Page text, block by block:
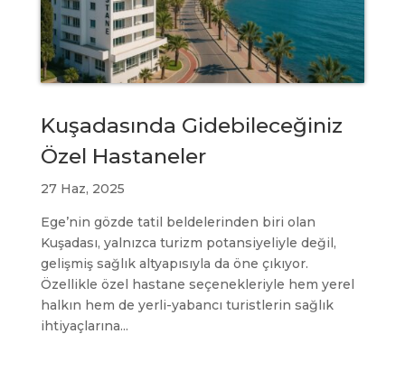
Kuşadasında Gidebileceğiniz
Özel Hastaneler
27 Haz, 2025
Ege’nin gözde tatil beldelerinden biri olan
Kuşadası, yalnızca turizm potansiyeliyle değil,
gelişmiş sağlık altyapısıyla da öne çıkıyor.
Özellikle özel hastane seçenekleriyle hem yerel
halkın hem de yerli-yabancı turistlerin sağlık
ihtiyaçlarına...